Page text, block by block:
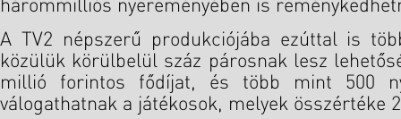
hárommilliós nyereményében is
A TV2 népszerű produkciójába ezúttal is
közülük körülbelül száz párosnak lesz
millió forintos fődíjat, és több mint 500
válogathatnak a játékosok, melyek összértéke